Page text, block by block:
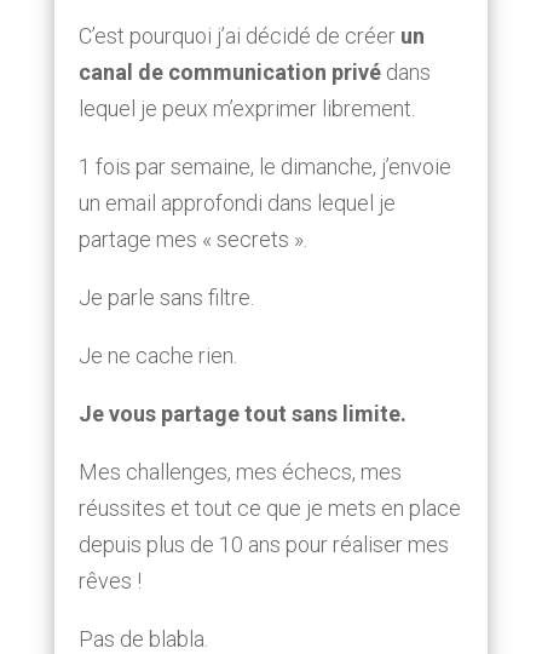
C’est pourquoi j’ai décidé de créer un
canal de communication privé dans
lequel je peux m’exprimer librement.
1 fois par semaine, le dimanche, j’envoie
un email approfondi dans lequel je
partage mes « secrets ».
Je parle sans filtre.
Je ne cache rien.
Je vous partage tout sans limite.
Mes challenges, mes échecs, mes
réussites et tout ce que je mets en place
depuis plus de 10 ans pour réaliser mes
rêves !
Pas de blabla.